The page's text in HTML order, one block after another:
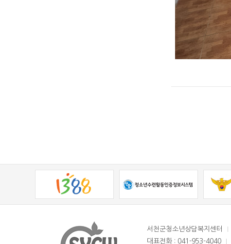
서천군청소년상담복지센터
대표전화 : 041-953-4040